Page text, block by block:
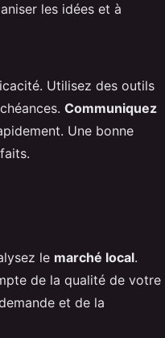
les idées et à
Utilisez des outils
Communiquez
Une bonne
le marché local.
de la qualité de votre
et de la